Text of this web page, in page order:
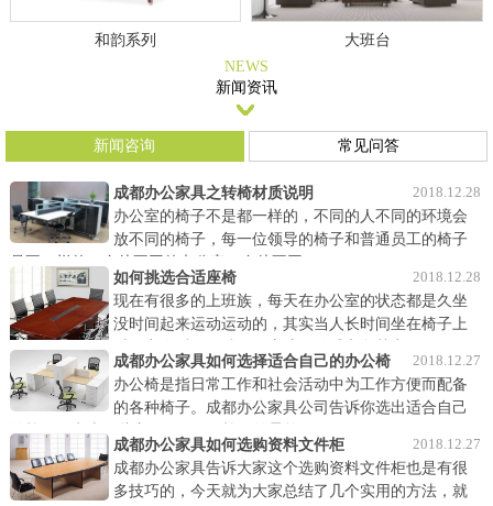
和韵系列
大班台
NEWS
新闻资讯
新闻咨询 常见问答
成都办公家具之转椅材质说明
2018.12.28
办公室的椅子不是都一样的，不同的人不同的环境会
放不同的椅子，每一位领导的椅子和普通员工的椅子
是不一样的，身处不同的办公室，身处不同……
如何挑选合适座椅
2018.12.28
现在有很多的上班族，每天在办公室的状态都是久坐
没时间起来运动运动的，其实当人长时间坐在椅子上
成都办公家具如何选择适合自己的办公椅
2018.12.27
办公椅是指日常工作和社会活动中为工作方便而配备
的各种椅子。成都办公家具公司告诉你选出适合自己
的椅子要考虑哪些方面呢？ 1、椅子的柔软……
成都办公家具如何选购资料文件柜
2018.12.27
成都办公家具告诉大家这个选购资料文件柜也是有很
多技巧的，今天就为大家总结了几个实用的方法，就